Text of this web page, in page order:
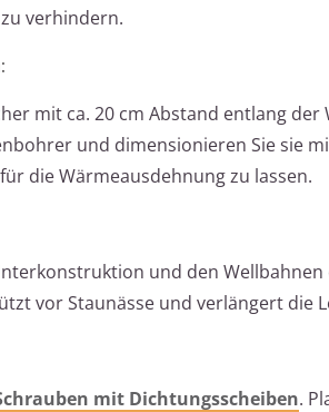
verhindern.
mit ca. 20 cm Abstand entlang der
und dimensionieren Sie sie
die Wärmeausdehnung zu lassen.
und den
vor Staunässe und verlängert die
mit Dichtungsscheiben.